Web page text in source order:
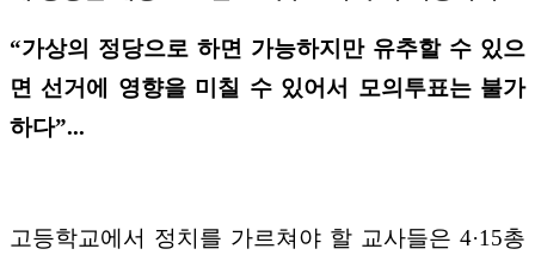
“가상의 정당으로 하면 가능하지만 유추할 수 있으
면 선거에 영향을 미칠 수 있어서 모의투표는 불가
하다”...
고등학교에서 정치를 가르쳐야 할 교사들은 4·15총